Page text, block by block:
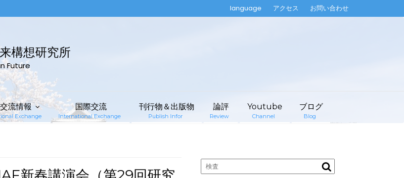
language アクセス お問い合わせ
構想研究所
Future
Exchange
流情報
International Exchange
国際交流
Publish Infor
刊行物＆出版物
Review
論評
Channel
Youtube
Blog
ブログ